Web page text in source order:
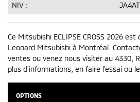
NIV :
Ce Mitsubishi ECLIPSE CROSS 2026
Leonard Mitsubishi à Montréal.
ventes ou venez nous visiter au 4330,
plus d'informations, en faire l'essai ou
OPTIONS